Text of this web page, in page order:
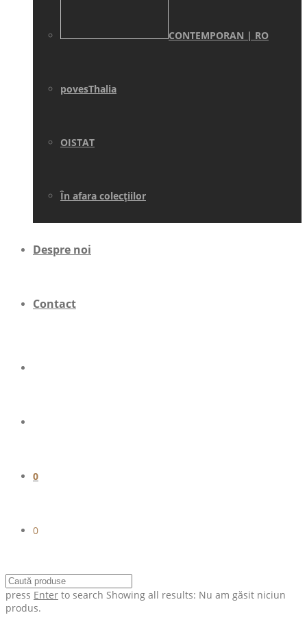
CONTEMPORAN | RO
povesThalia
OISTAT
În afara colecţiilor
Despre noi
Contact
0
0
press Enter to search Showing all results: Nu am găsit niciun
produs.